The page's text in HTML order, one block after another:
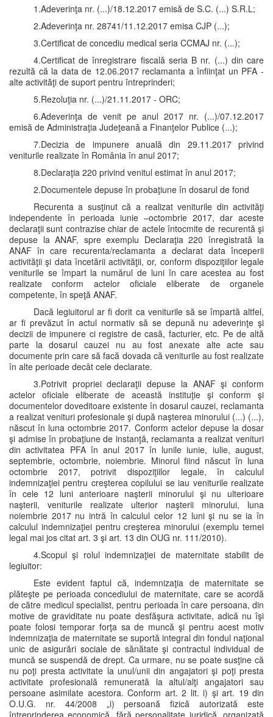
1.Adeverinţa nr. (...)/18.12.2017 emisă de S.C. (...) S.R.L;
2.Adeverinţa nr. 28741/11.12.2017 emisa CJP (...);
3.Certificat de concediu medical seria CCMAJ nr. (...);
4.Certificat de înregistrare fiscală seria B nr. (...) din care
rezultă că la data de 12.06.2017 reclamanta a înfiinţat un PFA -
alte activităţi de suport pentru întreprinderi;
5.Rezoluţia nr. (...)/21.11.2017 - ORC;
6.Adeverinţa de venit pe anul 2017 nr. (...)/07.12.2017
emisă de Administraţia Judeţeană a Finanţelor Publice (...);
7.Decizia de impunere anuală din 29.11.2017 privind
veniturile realizate în România în anul 2017;
8.Declaraţia 220 privind venitul estimat în anul 2017;
2.Documentele depuse în probaţiune în dosarul de fond
Recurenta a susţinut că a realizat veniturile din activităţi
independente în perioada iunie –octombrie 2017, dar aceste
declaraţii sunt contrazise chiar de actele întocmite de recurentă şi
depuse la ANAF, spre exemplu Declaraţia 220 înregistrată la
ANAF în care recurenta/reclamanta a declarat data începerii
activităţii şi data încetării activităţii, or, conform dispoziţiilor legale
veniturile se împart la numărul de luni în care acestea au fost
realizate conform actelor oficiale eliberate de organele
competente, în speţă ANAF.
Dacă legiuitorul ar fi dorit ca veniturile să se împartă altfel,
ar fi prevăzut în actul normativ să se depună nu adeverinţe şi
decizii de impunere ci registre de casă, facturier, etc. Pe de altă
parte la dosarul cauzei nu au fost anexate alte acte sau
documente prin care să facă dovada că veniturile au fost realizate
în alte perioade decât cele declarate.
3.Potrivit propriei declaraţii depuse la ANAF şi conform
actelor oficiale eliberate de această instituţie şi conform şi
documentelor doveditoare existente în dosarul cauzei, reclamanta
a realizat venituri profesionale şi după naşterea minorului (...) (...),
născut în luna octombrie 2017. Conform actelor depuse la dosar
şi admise în probaţiune de instanţă, reclamanta a realizat venituri
din activitatea PFA în anul 2017 în lunile iunie, iulie, august,
septembrie, octombrie, noiembrie. Minorul fiind născut în luna
octombrie 2017, potrivit dispoziţiilor legale, în calculul
indemnizaţiei pentru creşterea copilului se iau veniturile realizate
în cele 12 luni anterioare naşterii minorului şi nu ulterioare
naşterii, veniturile realizate ulterior naşterii minorului, luna
noiembrie 2017 nu intră în calculul celor 12 luni şi nu se ia în
calculul indemnizaţiei pentru creşterea minorului (exemplu temei
legal mai jos citat art. 3 şi art. 13 din OUG nr. 111/2010).
4.Scopul şi rolul indemnizaţiei de maternitate stabilit de
legiuitor:
Este evident faptul că, indemnizaţia de maternitate se
plăteşte pe perioada concediului de maternitate, care se acordă
de către medicul specialist, pentru perioada în care persoana, din
motive de graviditate nu poate desfăşura activitate, adică nu îşi
poate folosi temporar forţa sa de muncă şi pentru acest motiv
indemnizaţia de maternitate se suportă integral din fondul naţional
unic de asigurări sociale de sănătate şi contractul individual de
muncă se suspendă de drept. Ca urmare, nu se poate susţine că
nu poţi presta activitate la unul/unii din angajatori şi poţi presta
activitate profesională remunerată la altul/alţi angajatori sau
persoane asimilate acestora. Conform art. 2 lit. i) şi art. 19 din
O.U.G. nr. 44/2008 „i) persoană fizică autorizată este
întreprinderea economică, fără personalitate juridică, organizată